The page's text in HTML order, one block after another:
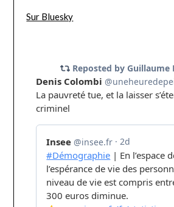
Sur Bluesky